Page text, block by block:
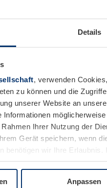
Details
, verwenden
zu können und die
unserer Website an
Ihrer Nutzung der
Gerät speichern, wenn
benötigen wir Ihre
unserer
Anpassen
abgeschlossene
Office Programmen